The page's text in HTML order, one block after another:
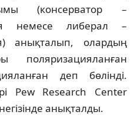
(консерватор –
немесе либерал –
анықталып, олардың
поляризацияланған
деп бөлінді.
Pew Research Center
анықталды.